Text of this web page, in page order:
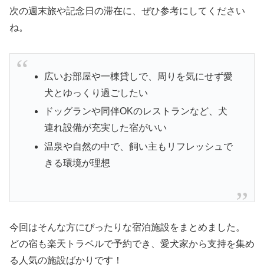
次の週末旅や記念日の滞在に、ぜひ参考にしてください
ね。
広いお部屋や一棟貸しで、周りを気にせず愛
犬とゆっくり過ごしたい
ドッグランや同伴OKのレストランなど、犬
連れ設備が充実した宿がいい
温泉や自然の中で、飼い主もリフレッシュで
きる環境が理想
今回はそんな方にぴったりな宿泊施設をまとめました。
どの宿も楽天トラベルで予約でき、愛犬家から支持を集め
る人気の施設ばかりです！